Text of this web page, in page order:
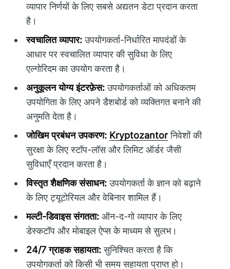
व्यापार निर्णयों के लिए सबसे अद्यतन डेटा प्रदान करता
है।
स्वचालित व्यापार:उपयोगकर्ता-निर्धारित मापदंडों के
आधार पर स्वचालित व्यापार की सुविधा के लिए
एल्गोरिदम का उपयोग करता है।
अनुकूलन योग्य इंटरफ़ेस:उपयोगकर्ताओं को अधिकतम
उपयोगिता के लिए अपने डैशबोर्ड को व्यक्तिगत बनाने की
अनुमति देता है।
जोखिम प्रबंधन उपकरण: Kryptozantorनिवेशों की
सुरक्षा के लिए स्टॉप-लॉस और लिमिट ऑर्डर जैसी
सुविधाएँ प्रदान करता है।
विस्तृत शैक्षणिक संसाधन:उपयोगकर्ता के ज्ञान को बढ़ाने
के लिए ट्यूटोरियल और वेबिनार शामिल हैं।
मल्टी-डिवाइस संगतता: ऑन-द-गो व्यापार के लिए
डेस्कटॉप और मोबाइल ऐप्स के माध्यम से सुलभ।
24/7 ग्राहक सहायता:सुनिश्चित करता है कि
उपयोगकर्ता को किसी भी समय सहायता प्राप्त हो।